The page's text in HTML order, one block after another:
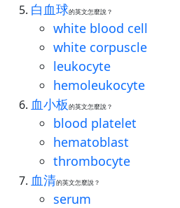
白血球的英文怎麼說？
white blood cell
white corpuscle
leukocyte
hemoleukocyte
血小板的英文怎麼說？
blood platelet
hematoblast
thrombocyte
血清的英文怎麼說？
serum